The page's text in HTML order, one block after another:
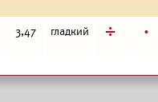
3,47 гладкий д б